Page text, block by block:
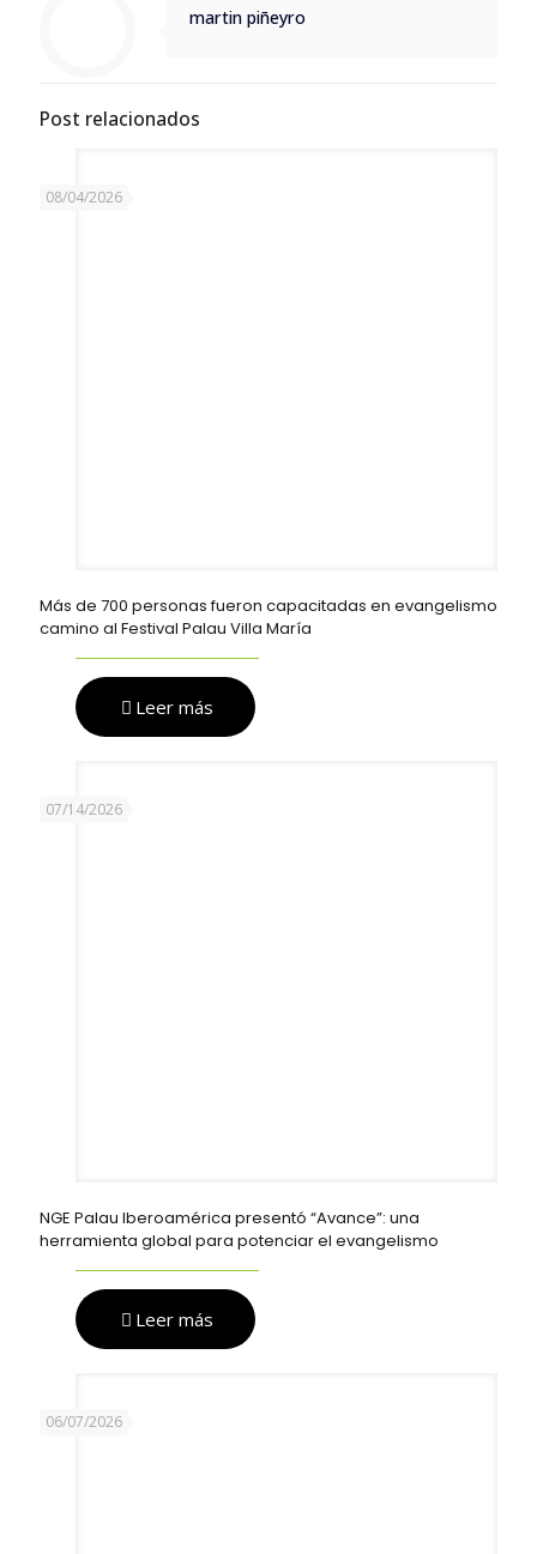
martin piñeyro
Post relacionados
08/04/2026
Más de 700 personas fueron capacitadas en evangelismo
camino al Festival Palau Villa María
Leer más
07/14/2026
NGE Palau Iberoamérica presentó “Avance”: una
herramienta global para potenciar el evangelismo
Leer más
06/07/2026